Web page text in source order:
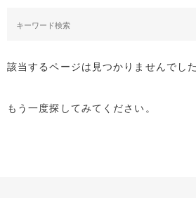
該当するページは見つかりませんでした
もう一度探してみてください。